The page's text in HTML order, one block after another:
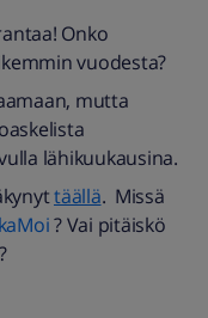
Onko
vuodesta?
mutta
lähikuukausina.
täällä. Missä
? Vai pitäiskö